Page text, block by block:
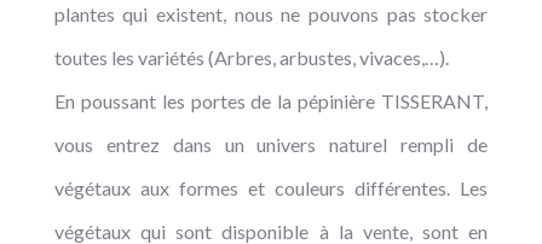
plantes qui existent, nous ne pouvons pas stocker
toutes les variétés (Arbres, arbustes, vivaces,…).
En poussant les portes de la pépinière TISSERANT,
vous entrez dans un univers naturel rempli de
végétaux aux formes et couleurs différentes. Les
végétaux qui sont disponible à la vente, sont en